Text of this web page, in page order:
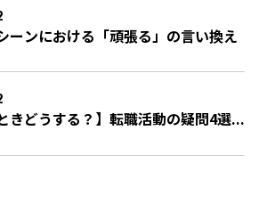
ーンにおける「頑張る」の言い換え
きどうする？】転職活動の疑問4選...